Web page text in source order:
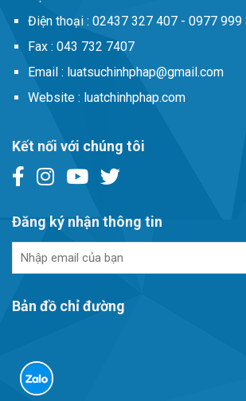
Điện thoại : 02437 327 407 - 0977 999
Fax : 043 732 7407
Email : luatsuchinhphap@gmail.com
Website : luatchinhphap.com
Kết nối với chúng tôi
Đăng ký nhận thông tin
Bản đồ chỉ đường